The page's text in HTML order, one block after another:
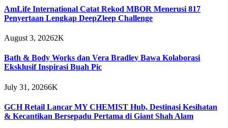
AmLife International Catat Rekod MBOR Menerusi 817
Penyertaan Lengkap DeepZleep Challenge
August 3, 20262K
Bath & Body Works dan Vera Bradley Bawa Kolaborasi
Eksklusif Inspirasi Buah Pic
July 31, 20266K
GCH Retail Lancar MY CHEMIST Hub, Destinasi Kesihatan
& Kecantikan Bersepadu Pertama di Giant Shah Alam